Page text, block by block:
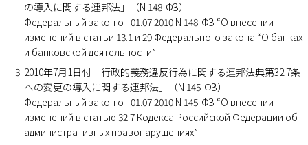
の導入に関する連邦法」（N 148-ФЗ）
Федеральный закон от 01.07.2010 N 148-ФЗ “О внесении
изменений в статьи 13.1 и 29 Федерального закона “О банках
и банковской деятельности”
2010年7月1日付「行政的義務違反行為に関する連邦法典第32.7条
への変更の導入に関する連邦法」（N 145-ФЗ）
Федеральный закон от 01.07.2010 N 145-ФЗ “О внесении
изменений в статью 32.7 Кодекса Российской Федерации об
административных правонарушениях”